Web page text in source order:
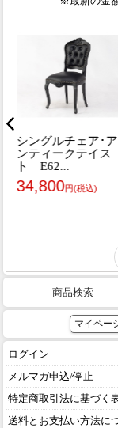
商品検索
マイペー
ログイン
メルマガ申込/停止
特定商取引法に基づく
送料とお支払い方法に